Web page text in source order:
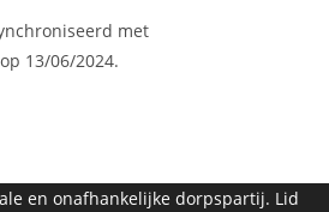
met
op 13/06/2024.
en onafhankelijke dorpspartij. Lid